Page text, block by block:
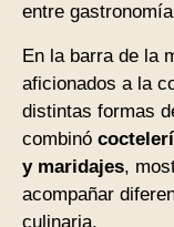
entre
En la barra de la
aficionados a la
distintas formas
combinó
y maridajes,
acompañar
culinaria.